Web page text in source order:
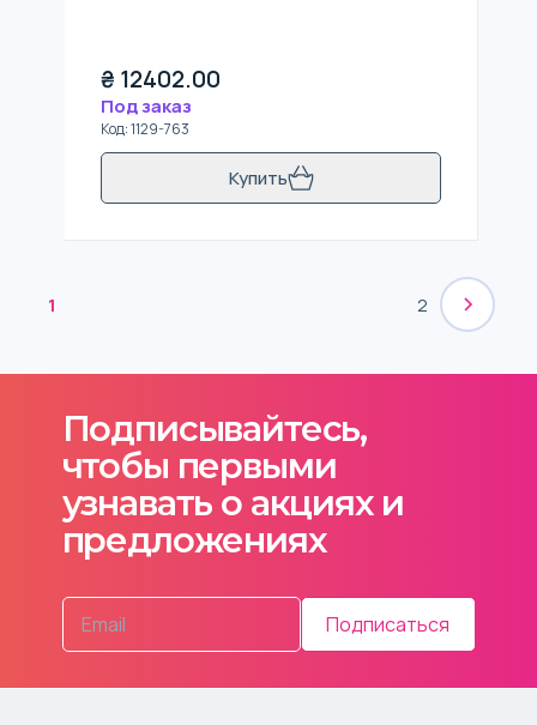
₴ 12402.00
Под заказ
Код:1129-763
Купить
1 2
Подписывайтесь,
чтобы первыми
узнавать о акциях и
предложениях
Подписаться